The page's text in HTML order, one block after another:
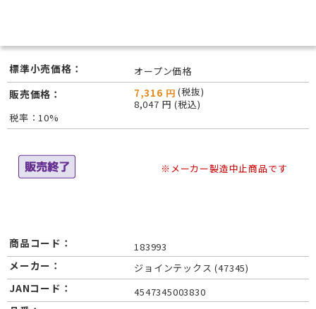
標準小売価格： オープン価格
販売価格： 7,316 円 (税抜)
8,047 円 (税込)
税率：10%
※メーカー製造中止商品です
商品コード： 183993
メーカー： ジョインテックス (47345)
JANコード： 4547345003830